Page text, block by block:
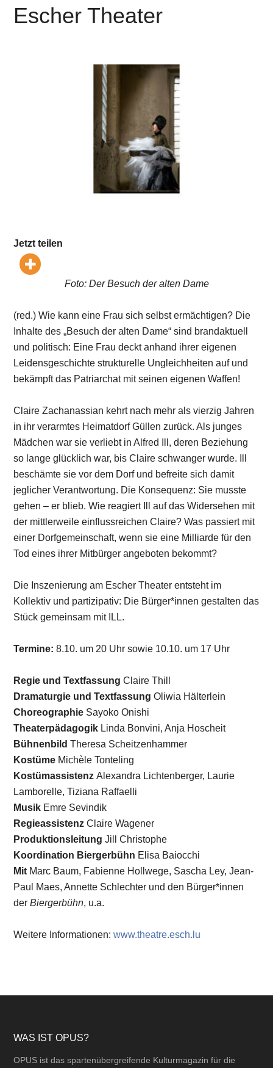
Escher Theater
Jetzt teilen
Foto: Der Besuch der alten Dame
(red.) Wie kann eine Frau sich selbst ermächtigen? Die
Inhalte des „Besuch der alten Dame“ sind brandaktuell
und politisch: Eine Frau deckt anhand ihrer eigenen
Leidensgeschichte strukturelle Ungleichheiten auf und
bekämpft das Patriarchat mit seinen eigenen Waffen!
Claire Zachanassian kehrt nach mehr als vierzig Jahren
in ihr verarmtes Heimatdorf Güllen zurück. Als junges
Mädchen war sie verliebt in Alfred Ill, deren Beziehung
so lange glücklich war, bis Claire schwanger wurde. Ill
beschämte sie vor dem Dorf und befreite sich damit
jeglicher Verantwortung. Die Konsequenz: Sie musste
gehen – er blieb. Wie reagiert Ill auf das Widersehen mit
der mittlerweile einflussreichen Claire? Was passiert mit
einer Dorfgemeinschaft, wenn sie eine Milliarde für den
Tod eines ihrer Mitbürger angeboten bekommt?
Die Inszenierung am Escher Theater entsteht im
Kollektiv und partizipativ: Die Bürger*innen gestalten das
Stück gemeinsam mit ILL.
Termine:8.10. um 20 Uhr sowie 10.10. um 17 Uhr
Regie und TextfassungClaire Thill
Dramaturgie und TextfassungOliwia Hälterlein
Choreographie Sayoko Onishi
Theaterpädagogik Linda Bonvini, Anja Hoscheit
BühnenbildTheresa Scheitzenhammer
Kostüme Michèle Tonteling
KostümassistenzAlexandra Lichtenberger, Laurie
Lamborelle, Tiziana Raffaelli
Musik Emre Sevindik
RegieassistenzClaire Wagener
ProduktionsleitungJill Christophe
Koordination Biergerbühn Elisa Baiocchi
Mit Marc Baum, Fabienne Hollwege, Sascha Ley, Jean-
Paul Maes, Annette Schlechter und den Bürger*innen
derBiergerbühn, u.a.
Weitere Informationen:www.theatre.esch.lu
Footer
WAS IST OPUS?
OPUS ist das spartenübergreifende Kulturmagazin für die